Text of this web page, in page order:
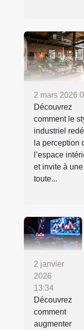
2 mars 2026
Découvrez
comment le
industriel
la perception
l’espace
et invite à une
toute...
2 janvier
2026
13:34
Découvrez
comment
augmenter